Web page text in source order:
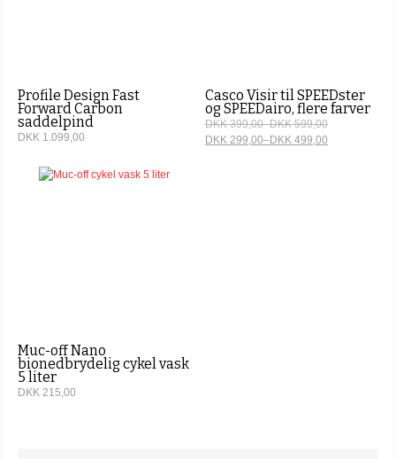
Profile Design Fast
Forward Carbon
saddelpind
DKK 1.099,00
Casco Visir til SPEEDster
og SPEEDairo, flere farver
DKK 399,00–DKK 599,00
DKK 299,00–DKK 499,00
Muc-off Nano
bionedbrydelig cykel vask
5 liter
DKK 215,00